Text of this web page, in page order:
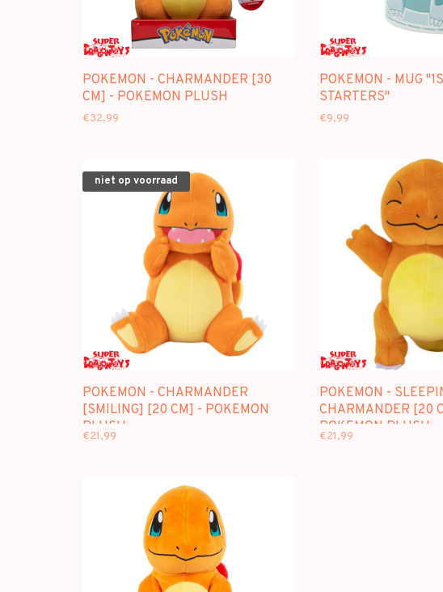
POKEMON - CHARMANDER [30
CM] - POKEMON PLUSH
€32,99
POKEMON - MUG
STARTERS"
€9,99
niet op voorraad
POKEMON - CHARMANDER
[SMILING] [20 CM] - POKEMON
PLUSH
€21,99
POKEMON -
CHARMANDER [20
POKEMON PLUSH
€21,99